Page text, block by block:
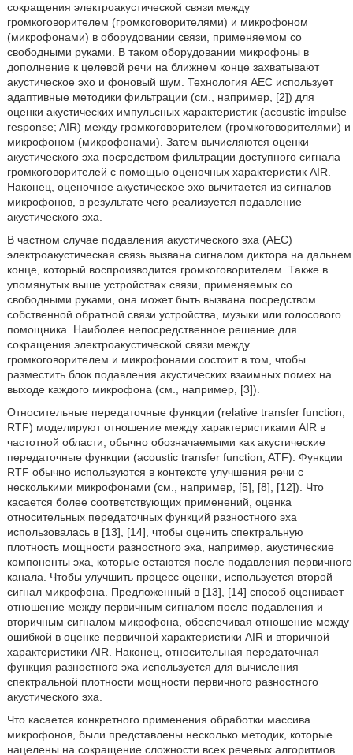
сокращения электроакустической связи между
громкоговорителем (громкоговорителями) и микрофоном
(микрофонами) в оборудовании связи, применяемом со
свободными руками. В таком оборудовании микрофоны в
дополнение к целевой речи на ближнем конце захватывают
акустическое эхо и фоновый шум. Технология AEC использует
адаптивные методики фильтрации (см., например, [2]) для
оценки акустических импульсных характеристик (acoustic impulse
response; AIR) между громкоговорителем (громкоговорителями) и
микрофоном (микрофонами). Затем вычисляются оценки
акустического эха посредством фильтрации доступного сигнала
громкоговорителей с помощью оценочных характеристик AIR.
Наконец, оценочное акустическое эхо вычитается из сигналов
микрофонов, в результате чего реализуется подавление
акустического эха.
В частном случае подавления акустического эха (AEC)
электроакустическая связь вызвана сигналом диктора на дальнем
конце, который воспроизводится громкоговорителем. Также в
упомянутых выше устройствах связи, применяемых со
свободными руками, она может быть вызвана посредством
собственной обратной связи устройства, музыки или голосового
помощника. Наиболее непосредственное решение для
сокращения электроакустической связи между
громкоговорителем и микрофонами состоит в том, чтобы
разместить блок подавления акустических взаимных помех на
выходе каждого микрофона (см., например, [3]).
Относительные передаточные функции (relative transfer function;
RTF) моделируют отношение между характеристиками AIR в
частотной области, обычно обозначаемыми как акустические
передаточные функции (acoustic transfer function; ATF). Функции
RTF обычно используются в контексте улучшения речи с
несколькими микрофонами (см., например, [5], [8], [12]). Что
касается более соответствующих применений, оценка
относительных передаточных функций разностного эха
использовалась в [13], [14], чтобы оценить спектральную
плотность мощности разностного эха, например, акустические
компоненты эха, которые остаются после подавления первичного
канала. Чтобы улучшить процесс оценки, используется второй
сигнал микрофона. Предложенный в [13], [14] способ оценивает
отношение между первичным сигналом после подавления и
вторичным сигналом микрофона, обеспечивая отношение между
ошибкой в оценке первичной характеристики AIR и вторичной
характеристики AIR. Наконец, относительная передаточная
функция разностного эха используется для вычисления
спектральной плотности мощности первичного разностного
акустического эха.
Что касается конкретного применения обработки массива
микрофонов, были представлены несколько методик, которые
нацелены на сокращение сложности всех речевых алгоритмов